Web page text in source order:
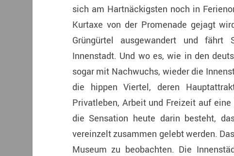
sich am Hartnäckigsten noch in
Kurtaxe von der Promenade gejagt
Grüngürtel ausgewandert und
Innenstadt. Und wo es, wie in den
sogar mit Nachwuchs, wieder die
die hippen Viertel, deren
Privatleben, Arbeit und Freizeit auf
die Sensation heute darin besteht,
vereinzelt zusammen gelebt werden.
Museum zu beobachten. Die